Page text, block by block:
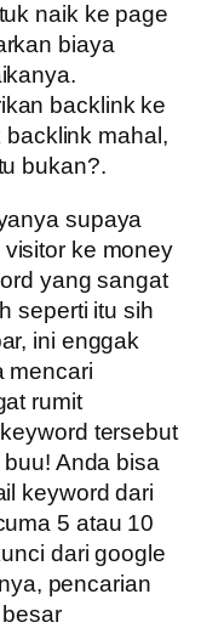
naik ke page
biaya
backlink ke
backlink mahal,
bukan?.
supaya
ke money
yang sangat
seperti itu sih
ini enggak
mencari
rumit
tersebut
Anda bisa
keyword dari
5 atau 10
dari google
pencarian